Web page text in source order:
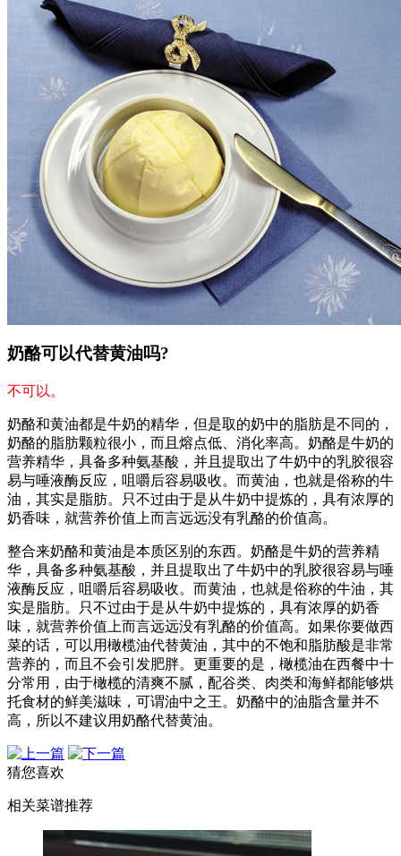
奶酪可以代替黄油吗?
不可以。
奶酪和黄油都是牛奶的精华，但是取的奶中的脂肪是不同的，
奶酪的脂肪颗粒很小，而且熔点低、消化率高。奶酪是牛奶的
营养精华，具备多种氨基酸，并且提取出了牛奶中的乳胶很容
易与唾液酶反应，咀嚼后容易吸收。而黄油，也就是俗称的牛
油，其实是脂肪。只不过由于是从牛奶中提炼的，具有浓厚的
奶香味，就营养价值上而言远远没有乳酪的价值高。
整合来奶酪和黄油是本质区别的东西。奶酪是牛奶的营养精
华，具备多种氨基酸，并且提取出了牛奶中的乳胶很容易与唾
液酶反应，咀嚼后容易吸收。而黄油，也就是俗称的牛油，其
实是脂肪。只不过由于是从牛奶中提炼的，具有浓厚的奶香
味，就营养价值上而言远远没有乳酪的价值高。如果你要做西
菜的话，可以用橄榄油代替黄油，其中的不饱和脂肪酸是非常
营养的，而且不会引发肥胖。更重要的是，橄榄油在西餐中十
分常用，由于橄榄的清爽不腻，配谷类、肉类和海鲜都能够烘
托食材的鲜美滋味，可谓油中之王。奶酪中的油脂含量并不
高，所以不建议用奶酪代替黄油。
猜您喜欢
相关菜谱推荐